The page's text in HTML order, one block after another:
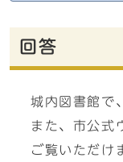
回答
城内図書館で
また、市公式
ご覧いただけ